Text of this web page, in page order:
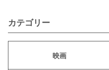
カテゴリー
映画